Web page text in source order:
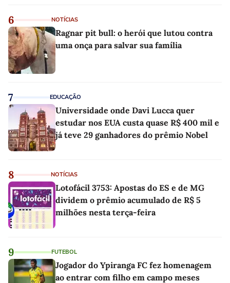
6 NOTÍCIAS
Ragnar pit bull: o herói que lutou contra
uma onça para salvar sua família
7 EDUCAÇÃO
Universidade onde Davi Lucca quer
estudar nos EUA custa quase R$ 400 mil e
já teve 29 ganhadores do prêmio Nobel
8 NOTÍCIAS
Lotofácil 3753: Apostas do ES e de MG
dividem o prêmio acumulado de R$ 5
milhões nesta terça-feira
9 FUTEBOL
Jogador do Ypiranga FC fez homenagem
ao entrar com filho em campo meses